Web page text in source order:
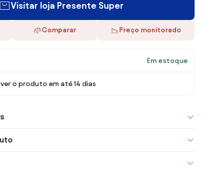
Visitar loja Presente Super
Comparar Preço monitorado
Em estoque
o produto em até 14 dias